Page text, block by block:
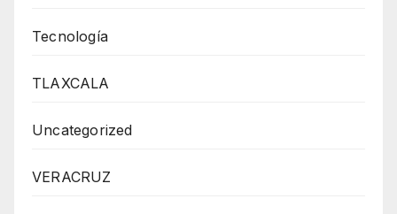
Tecnología
TLAXCALA
Uncategorized
VERACRUZ